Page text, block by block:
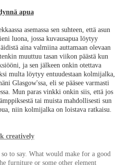
apua
asemassa sen suhteen, että asun
luona, jossa kuvausapua löytyy
aina valmiina auttamaan olevaan
muuttuu tasan viikon päästä kun
ja sen jälkeen onkin otettava
multa löytyy entuudestaan kolmijalka,
Glasgow'ssa, eli se pääsee varmasti
Mun paras vinkki onkin siis, että jos
tai muista mahdollisesti sun
niin kolmijalka on loistava ratkaisu.
creatively
to say. What would make for a good
furniture or some other element